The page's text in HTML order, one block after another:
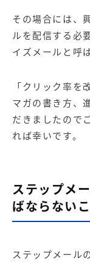
その場合には、
ルを配信する必
イズメールと呼
「クリック率を
マガの書き方、
だきましたので
れば幸いです。
ステップメ
ばならない
ステップメール